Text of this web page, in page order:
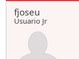
fjoseu
Usuario Jr